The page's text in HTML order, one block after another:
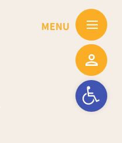
Ouvrir la